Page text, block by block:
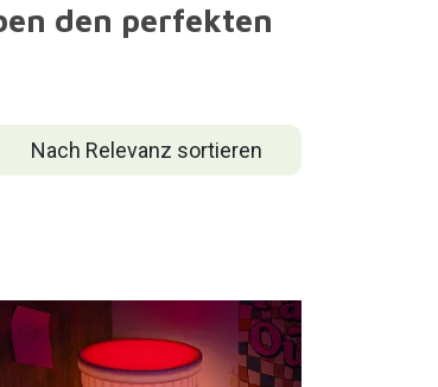
den perfekten
Nach Relevanz sortieren